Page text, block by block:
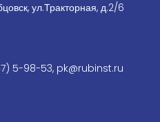
ул.Тракторная, д.2/6
5-98-53, pk@rubinst.ru